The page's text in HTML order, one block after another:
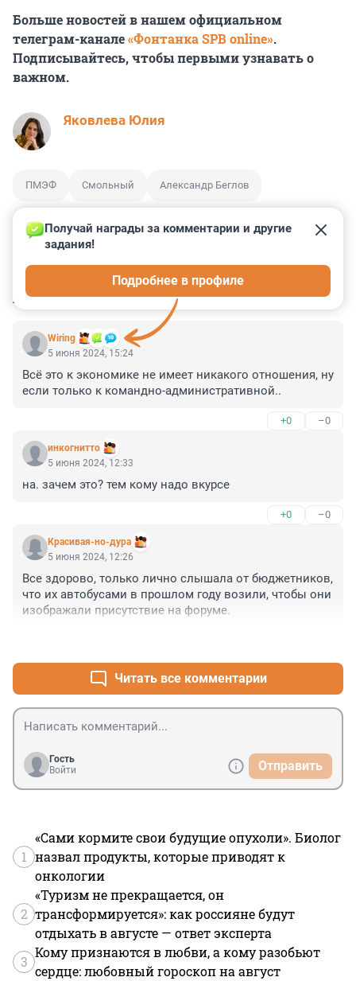
Больше новостей в нашем официальном
телеграм-канале«Фонтанка SPB online».
Подписывайтесь, чтобы первыми узнавать о
важном.
Яковлева Юлия
ПМЭФ Смольный Александр Беглов
КОММЕНТАРИИ 29
Wiring
Получай награды за комментарии и другие
задания!
Подробнее в профиле
5 июня 2024, 15:24
Всё это к экономике не имеет никакого отношения, ну
если только к командно-административной..
+0 –0
инкогнитто
5 июня 2024, 12:33
на. зачем это? тем кому надо вкурсе
+0 –0
Красивая-но-дура
5 июня 2024, 12:26
Все здорово, только лично слышала от бюджетников,
что их автобусами в прошлом году возили, чтобы они
изображали присутствие на форуме.
Читать все комментарии
Гость
Войти
Отправить
1
«Сами кормите свои будущие опухоли». Биолог
назвал продукты, которые приводят к
онкологии
2
«Туризм не прекращается, он
трансформируется»: как россияне будут
отдыхать в августе — ответ эксперта
3
Кому признаются в любви, а кому разобьют
сердце: любовный гороскоп на август